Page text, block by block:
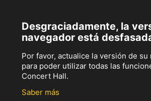
Desgraciadamente, la
navegador está
Por favor, actualice la versión de su
para poder utilizar todas las
Concert Hall.
Saber más